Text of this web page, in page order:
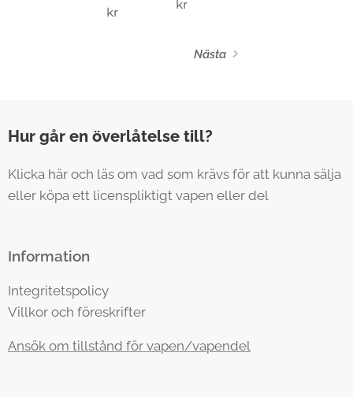
kr
kr
Nästa
Hur går en överlåtelse till?
Klicka här och läs om vad som krävs för att kunna sälja
eller köpa ett licenspliktigt vapen eller del
Information
Integritetspolicy
Villkor och föreskrifter
Ansök om tillstånd för vapen/vapendel